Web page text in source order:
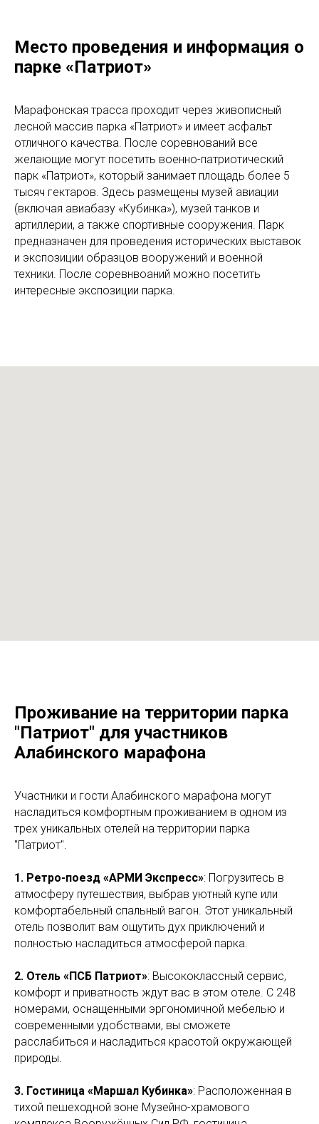
Место проведения и информация о
парке «Патриот»
Марафонская трасса проходит через живописный
лесной массив парка «Патриот» и имеет асфальт
отличного качества. После соревнований все
желающие могут посетить военно-патриотический
парк «Патриот», который занимает площадь более 5
тысяч гектаров. Здесь размещены музей авиации
(включая авиабазу «Кубинка»), музей танков и
артиллерии, а также спортивные сооружения. Парк
предназначен для проведения исторических выставок
и экспозиции образцов вооружений и военной
техники. После соревнвоаний можно посетить
интересные экспозиции парка.
Проживание на территории парка
"Патриот" для участников
Алабинского марафона
Участники и гости Алабинского марафона могут
насладиться комфортным проживанием в одном из
трех уникальных отелей на территории парка
"Патриот".
1. Ретро-поезд «АРМИ Экспресс»: Погрузитесь в
атмосферу путешествия, выбрав уютный купе или
комфортабельный спальный вагон. Этот уникальный
отель позволит вам ощутить дух приключений и
полностью насладиться атмосферой парка.
2. Отель «ПСБ Патриот»: Высококлассный сервис,
комфорт и приватность ждут вас в этом отеле. С 248
номерами, оснащенными эргономичной мебелью и
современными удобствами, вы сможете
расслабиться и насладиться красотой окружающей
природы.
3. Гостиница «Маршал Кубинка»: Расположенная в
тихой пешеходной зоне Музейно-храмового